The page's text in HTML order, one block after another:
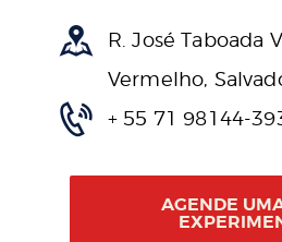
R. José Taboada
Vermelho,
+ 55 71 98144-
AGENDE